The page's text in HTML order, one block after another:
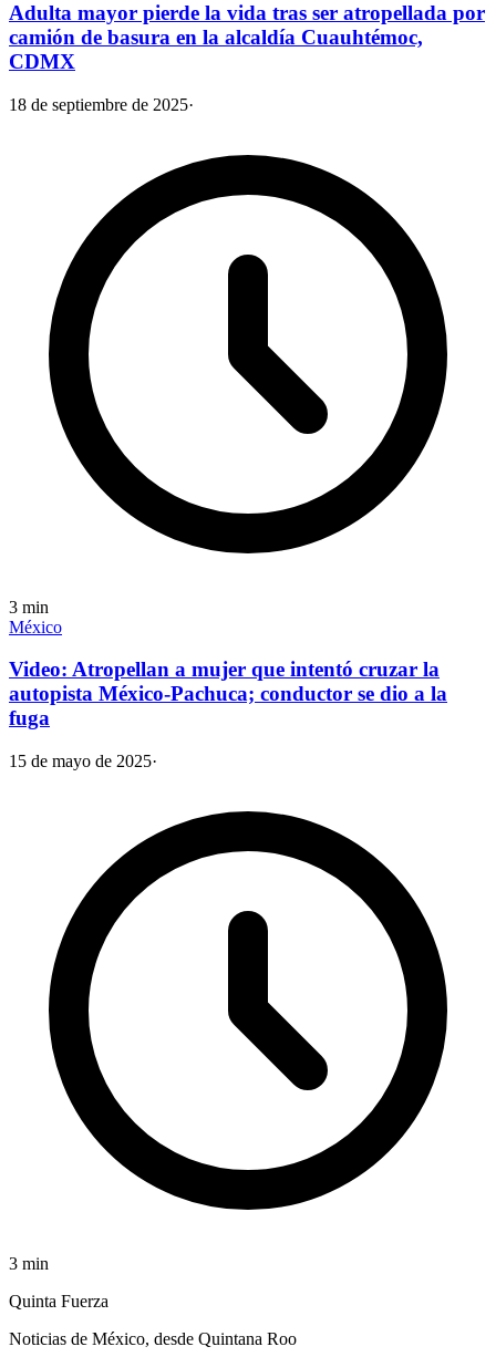
Adulta mayor pierde la vida tras ser atropellada por
camión de basura en la alcaldía Cuauhtémoc,
CDMX
18 de septiembre de 2025·
3 min
México
Video: Atropellan a mujer que intentó cruzar la
autopista México-Pachuca; conductor se dio a la
fuga
15 de mayo de 2025·
3 min
Quinta Fuerza
Noticias de México, desde Quintana Roo